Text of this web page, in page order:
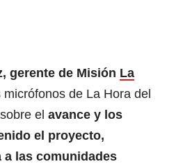
gerente de Misión La
micrófonos de La Hora del
el avance y los
el proyecto,
las comunidades